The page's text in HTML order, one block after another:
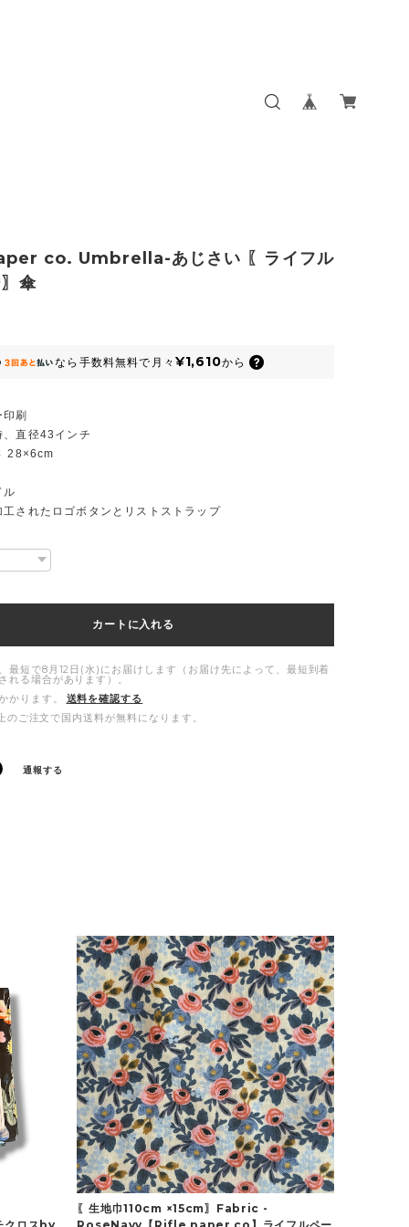
co. Umbrella-あじさい 〖ライフル
傘
なら 手数料無料で 月々 ¥1,610から
刷
直径43インチ
28×6cm
ル
されたロゴボタンとリストストラップ
カートに入れる
最短で8月12日(水)にお届けします（お届け先によって、最短到着
れる場合があります）。
かります。
送料を確認する
ご注文で国内送料が無料になります。
通報する
〖生地巾110cm ×15cm〗Fabric -